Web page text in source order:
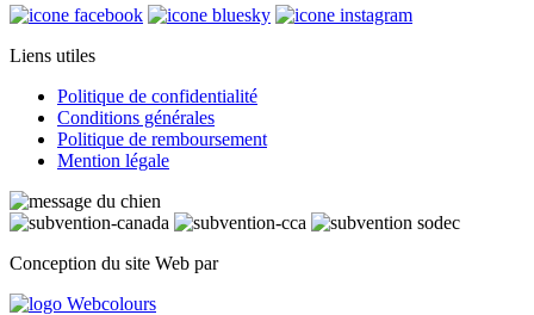
Liens utiles
Politique de confidentialité
Conditions générales
Politique de remboursement
Mention légale
Conception du site Web par